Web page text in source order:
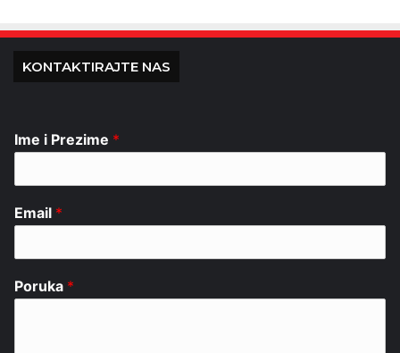
KONTAKTIRAJTE NAS
Ime i Prezime *
Email *
Poruka *